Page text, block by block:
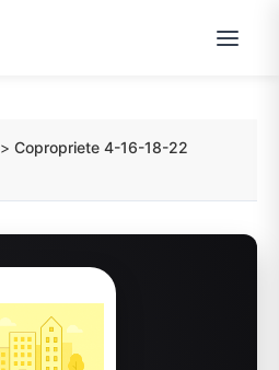
>Copropriete 4-16-18-22